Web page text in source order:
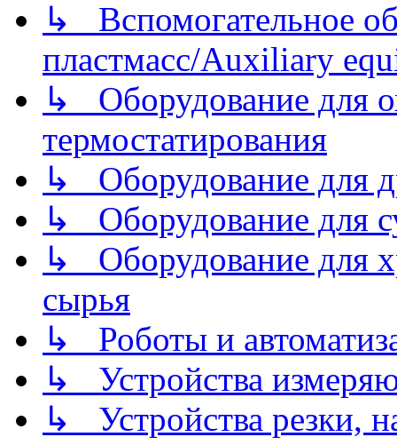
↳ Вспомогательное
пластмасс/Auxiliary
↳ Оборудование для
термостатирования
↳ Оборудование для
↳ Оборудование для
↳ Оборудование для
сырья
↳ Роботы и
↳ Устройства
↳ Устройства резки,